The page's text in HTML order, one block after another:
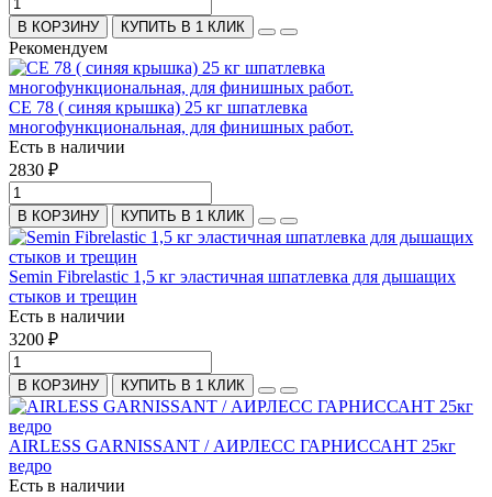
В КОРЗИНУ КУПИТЬ В 1 КЛИК
Рекомендуем
СЕ 78 ( синяя крышка) 25 кг шпатлевка
многофункциональная, для финишных работ.
Есть в наличии
2830 ₽
В КОРЗИНУ КУПИТЬ В 1 КЛИК
Semin Fibrelastic 1,5 кг эластичная шпатлевка для дышащих
стыков и трещин
Есть в наличии
3200 ₽
В КОРЗИНУ КУПИТЬ В 1 КЛИК
AIRLESS GARNISSANT / АИРЛЕСС ГАРНИССАНТ 25кг
ведро
Есть в наличии